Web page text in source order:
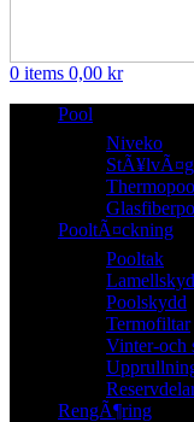
0 items 0,00 kr
Pool
Niveko
PooltÃ¤ckning
Pooltak
Poolskydd
Termofiltar
Vinter-och
RengÃ¶ring